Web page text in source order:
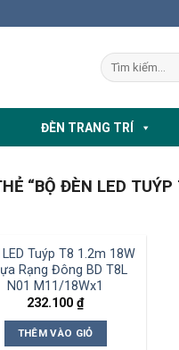
ĐÈN TRANG TRÍ
“BỘ ĐÈN LED
Tuýp T8 1.2m 18W
Rạng Đông BD T8L
N01 M11/18Wx1
232.100₫
THÊM VÀO GIỎ